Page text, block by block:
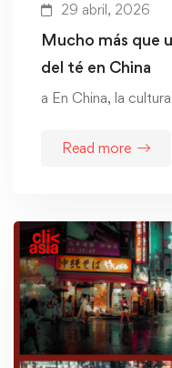
29 abril, 2026
Mucho más que
del té en China
a En China, la
Read more